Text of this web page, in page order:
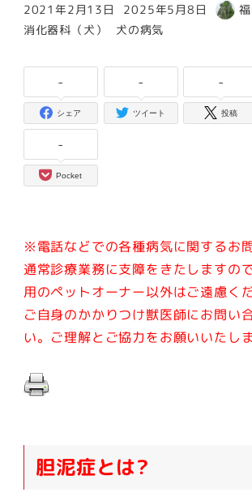
投稿日
2021年2月13日
更新日
2025年5月8日
著
カテゴリー
消化器科（犬） カテゴリー
犬の病気
-
シェア
-
ツイート
-
投稿
-
Pocket
※電話などでの各種病気に関するお問
通常診療業務に支障をきたしますの
用のペットオーナー以外はご遠慮くだ
ご自身のかかりつけ獣医師にお問い
い。ご理解とご協力をお願いいたし
胆泥症とは?